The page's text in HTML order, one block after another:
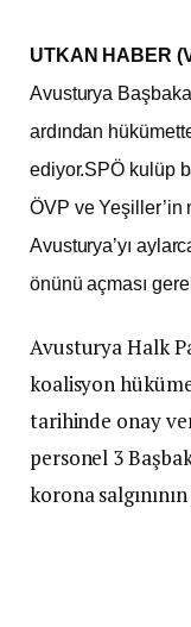
UTKAN HABER
Avusturya
ardından
ediyor.SPÖ kulüp
ÖVP ve
Avusturya’yı
önünü açması
Avusturya Halk
koalisyon
tarihinde onay
personel 3
korona